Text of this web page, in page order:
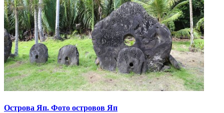
Острова Яп. Фото островов Яп